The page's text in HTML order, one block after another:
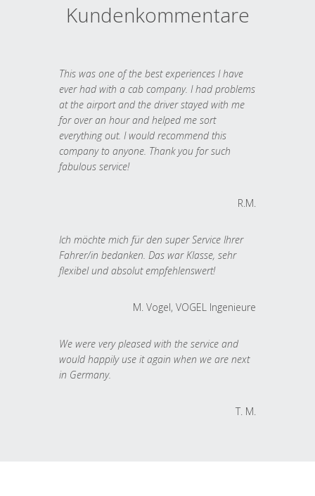
Kundenkommentare
This was one of the best experiences I have
ever had with a cab company. I had problems
at the airport and the driver stayed with me
for over an hour and helped me sort
everything out. I would recommend this
company to anyone. Thank you for such
fabulous service!
R.M.
Ich möchte mich für den super Service Ihrer
Fahrer/in bedanken. Das war Klasse, sehr
flexibel und absolut empfehlenswert!
M. Vogel, VOGEL Ingenieure
We were very pleased with the service and
would happily use it again when we are next
in Germany.
T. M.